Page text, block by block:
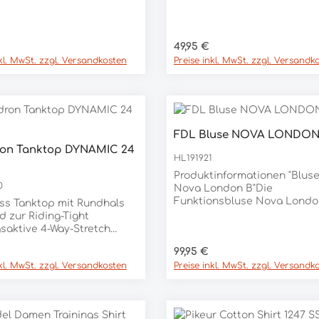
8 % Elasthan
Preis:
MwSt. zzgl. Versandkosten
hintenMaterial78%
22% ELASTHAN
Regulärer Preis:
49,95 €
Preise inkl. MwSt. zzgl.
Tanktop DYNAMIC 24
Tanktop mit Rundhals
zur Riding-Tight
4-Way-Stretch
Passform nahezu
für ein reibungsloses
auf
Preis:
MwSt. zzgl. Versandkosten
FDL Bluse NOVA
HL191921
Produktinformationen
Nova London B"Die
Funktionsbluse Nova
Kontrast innen sowie der
Untertritt und Innenkragen
hohen
Regulärer Preis:
99,95 €
Preise inkl. MwSt. zzgl.